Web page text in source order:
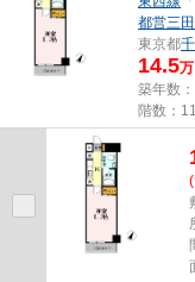
都営三
東京都
14.5
築年数
階数：